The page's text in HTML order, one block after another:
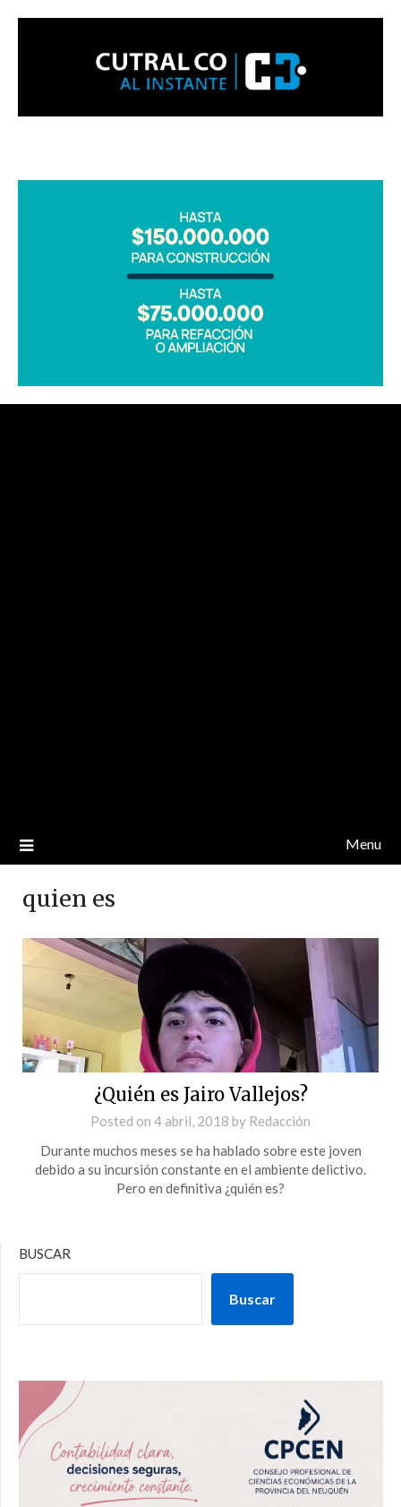
Menu
quien es
¿Quién es Jairo Vallejos?
Posted on 4 abril, 2018 by Redacción
Durante muchos meses se ha hablado sobre este joven
debido a su incursión constante en el ambiente delictivo.
Pero en definitiva ¿quién es?
BUSCAR
Buscar